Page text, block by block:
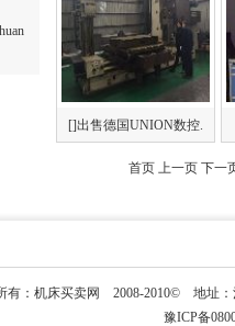
[]出售德国UNION数控.
首页 上一页 下一
有： 机床买卖网
2008-2010© 地址：
豫ICP备